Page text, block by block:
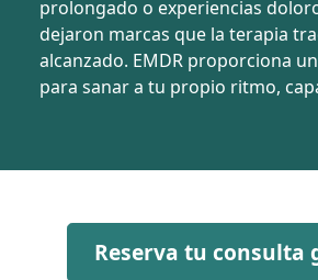
prolongado o experiencias
dejaron marcas que la terapia
alcanzado. EMDR proporciona
para sanar a tu propio ritmo,
Reserva tu consulta